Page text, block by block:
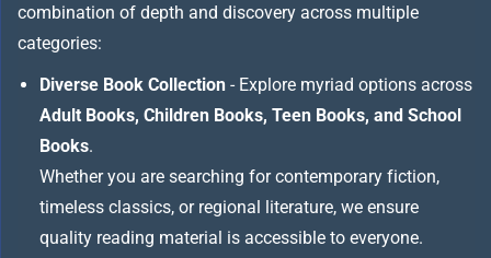
combination of depth and discovery across multiple
categories:
Diverse Book Collection - Explore myriad options across
Adult Books, Children Books, Teen Books, and School
Books.
Whether you are searching for contemporary fiction,
timeless classics, or regional literature, we ensure
quality reading material is accessible to everyone.